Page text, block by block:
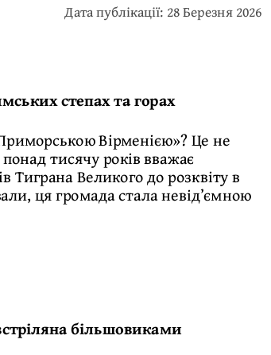
Дата публікації: 28 Березня 2026
степах та горах
Вірменією»? Це не
тисячу років вважає
Тиграна Великого до розквіту в
ця громада стала невід’ємною
більшовиками